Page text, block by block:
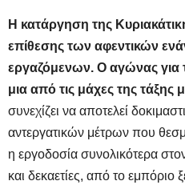
Η κατάργηση της
επίθεσης των αφεντικών
εργαζόμενων. Ο αγώνας για
μια από τις μάχες της τάξης
συνεχίζει να αποτελεί
αντεργατικών μέτρων που
η εργοδοσία συνολικότερα
και δεκαετίες, από το εμπόριο